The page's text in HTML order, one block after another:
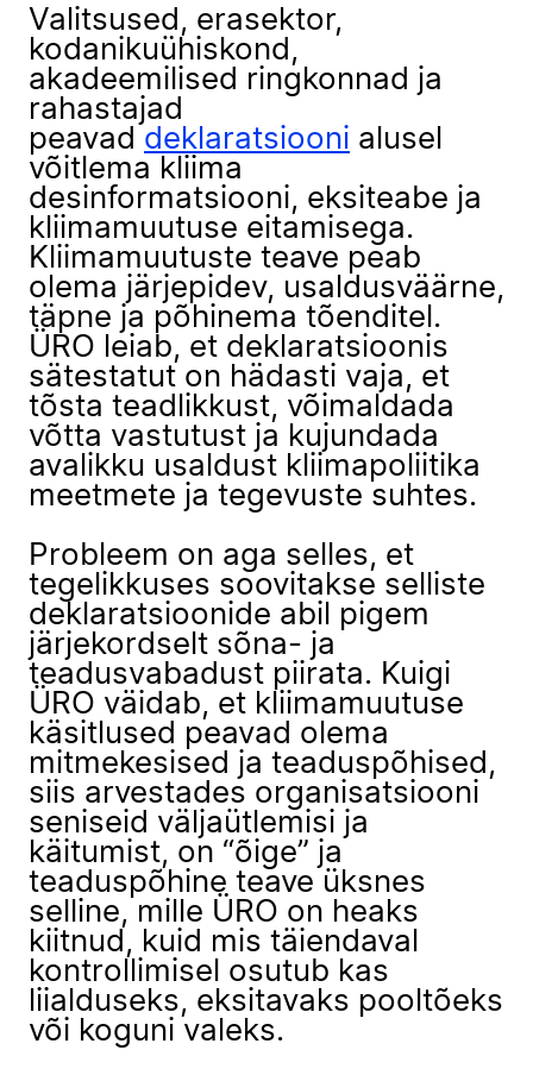
Valitsused, erasektor,
kodanikuühiskond,
akadeemilised ringkonnad ja
rahastajad
peavad deklaratsiooni alusel
võitlema kliima
desinformatsiooni, eksiteabe ja
kliimamuutuse eitamisega.
Kliimamuutuste teave peab
olema järjepidev, usaldusväärne,
täpne ja põhinema tõenditel.
ÜRO leiab, et deklaratsioonis
sätestatut on hädasti vaja, et
tõsta teadlikkust, võimaldada
võtta vastutust ja kujundada
avalikku usaldust kliimapoliitika
meetmete ja tegevuste suhtes.
Probleem on aga selles, et
tegelikkuses soovitakse selliste
deklaratsioonide abil pigem
järjekordselt sõna- ja
teadusvabadust piirata. Kuigi
ÜRO väidab, et kliimamuutuse
käsitlused peavad olema
mitmekesised ja teaduspõhised,
siis arvestades organisatsiooni
seniseid väljaütlemisi ja
käitumist, on “õige” ja
teaduspõhine teave üksnes
selline, mille ÜRO on heaks
kiitnud, kuid mis täiendaval
kontrollimisel osutub kas
liialduseks, eksitavaks pooltõeks
või koguni valeks.